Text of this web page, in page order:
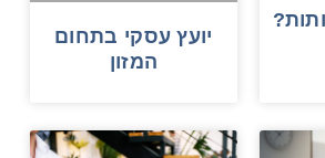
יועץ עסקי בתחום
המזון